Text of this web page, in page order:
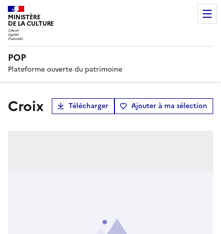
MINISTÈRE
DE LA CULTURE
POP
Plateforme ouverte du patrimoine
croix Télécharger Ajouter à ma sélection